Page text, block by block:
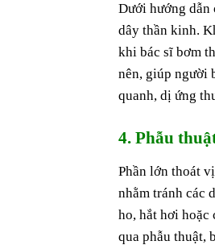
Dưới hướng dẫn
dây thần kinh.
khi bác sĩ bơm
nên, giúp người
quanh, dị ứng
4. Phẫu
Phần lớn thoát
nhằm tránh các
ho, hắt hơi hoặc
qua phẫu thuật,